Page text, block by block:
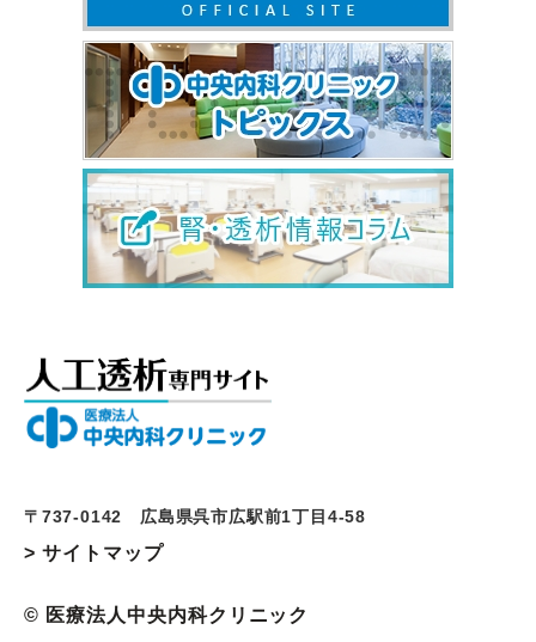
〒737-0142 広島県呉市広駅前1丁目4-58
> サイトマップ
© 医療法人中央内科クリニック